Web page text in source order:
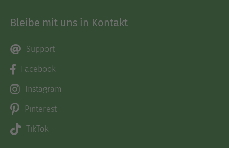
Bleibe mit uns in Kontakt
Support
Facebook
Instagram
Pinterest
TikTok